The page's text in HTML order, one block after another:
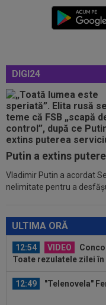
DIGI24
Putin a extins
Vladimir Putin a acordat
nelimitate pentru a
ULTIMA ORĂ
EXCLUSIV
12:24 FOTO
AUR și
Campionatele Mondiale
12:16
OUT din lot!
la Barcelona
12:15
Mircea Rednic,
antrenorat! + Ce a
13:06 EXCLUSIV
verdictul despre Daniel
Sali
12:54 VIDEO
Toate rezulatele zilei în
12:49 "Telenovela"